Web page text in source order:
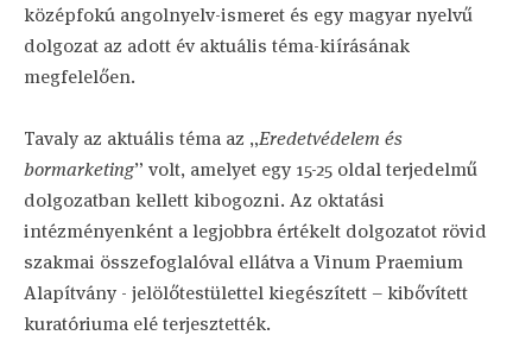
középfokú angolnyelv-ismeret és egy magyar nyelvű
dolgozat az adott év aktuális téma-kiírásának
megfelelően.
Tavaly az aktuális téma az „Eredetvédelem és
bormarketing” volt, amelyet egy 15-25 oldal terjedelmű
dolgozatban kellett kibogozni. Az oktatási
intézményenként a legjobbra értékelt dolgozatot rövid
szakmai összefoglalóval ellátva a Vinum Praemium
Alapítvány - jelölőtestülettel kiegészített – kibővített
kuratóriuma elé terjesztették.